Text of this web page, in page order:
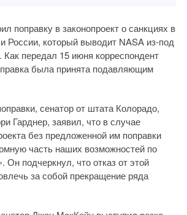
поправку в законопроект о санкциях в
России, который выводит NASA из-под
Как передал 15 июня корреспондент
была принята подавляющим
сенатор от штата Колорадо,
Гарднер, заявил, что в случае
без предложенной им поправки
часть наших возможностей по
Он подчеркнул, что отказ от этой
за собой прекращение ряда